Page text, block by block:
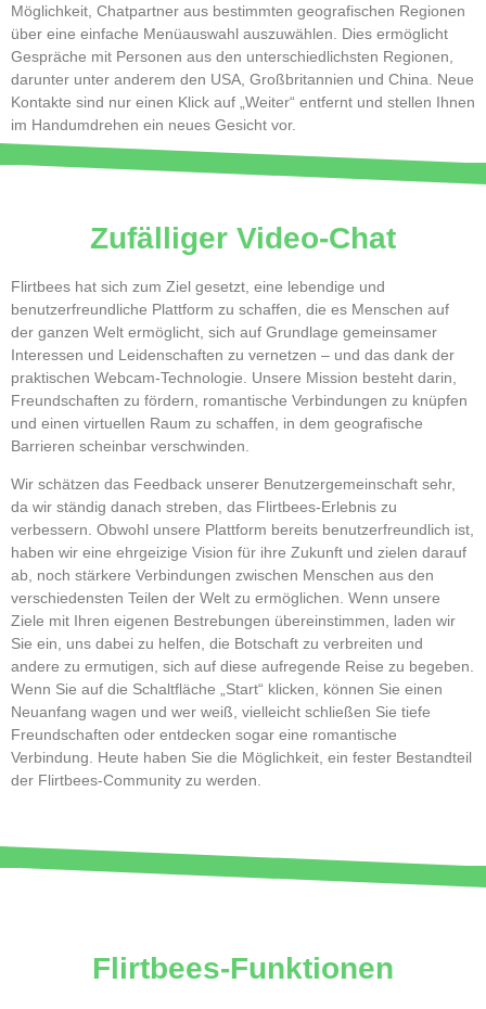
Möglichkeit, Chatpartner aus bestimmten geografischen Regionen
über eine einfache Menüauswahl auszuwählen. Dies ermöglicht
Gespräche mit Personen aus den unterschiedlichsten Regionen,
darunter unter anderem den USA, Großbritannien und China. Neue
Kontakte sind nur einen Klick auf „Weiter“ entfernt und stellen Ihnen
im Handumdrehen ein neues Gesicht vor.
Zufälliger Video-Chat
Flirtbees hat sich zum Ziel gesetzt, eine lebendige und
benutzerfreundliche Plattform zu schaffen, die es Menschen auf
der ganzen Welt ermöglicht, sich auf Grundlage gemeinsamer
Interessen und Leidenschaften zu vernetzen – und das dank der
praktischen Webcam-Technologie. Unsere Mission besteht darin,
Freundschaften zu fördern, romantische Verbindungen zu knüpfen
und einen virtuellen Raum zu schaffen, in dem geografische
Barrieren scheinbar verschwinden.
Wir schätzen das Feedback unserer Benutzergemeinschaft sehr,
da wir ständig danach streben, das Flirtbees-Erlebnis zu
verbessern. Obwohl unsere Plattform bereits benutzerfreundlich ist,
haben wir eine ehrgeizige Vision für ihre Zukunft und zielen darauf
ab, noch stärkere Verbindungen zwischen Menschen aus den
verschiedensten Teilen der Welt zu ermöglichen. Wenn unsere
Ziele mit Ihren eigenen Bestrebungen übereinstimmen, laden wir
Sie ein, uns dabei zu helfen, die Botschaft zu verbreiten und
andere zu ermutigen, sich auf diese aufregende Reise zu begeben.
Wenn Sie auf die Schaltfläche „Start“ klicken, können Sie einen
Neuanfang wagen und wer weiß, vielleicht schließen Sie tiefe
Freundschaften oder entdecken sogar eine romantische
Verbindung. Heute haben Sie die Möglichkeit, ein fester Bestandteil
der Flirtbees-Community zu werden.
Flirtbees-Funktionen